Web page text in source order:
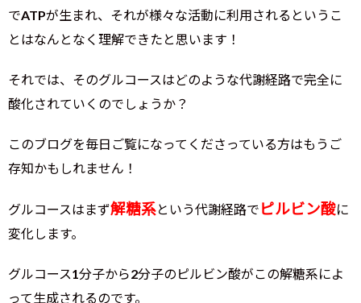
でATPが生まれ、それが様々な活動に利用されるというこ
とはなんとなく理解できたと思います！
それでは、そのグルコースはどのような代謝経路で完全に
酸化されていくのでしょうか？
このブログを毎日ご覧になってくださっている方はもうご
存知かもしれません！
グルコースはまず解糖系という代謝経路で ピルビン酸に
変化します。
グルコース1分子から2分子のピルビン酸がこの解糖系によ
って生成されるのです。